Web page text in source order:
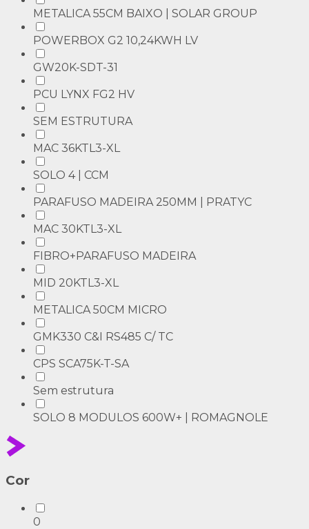
METALICA 55CM BAIXO | SOLAR GROUP
POWERBOX G2 10,24KWH LV
GW20K-SDT-31
PCU LYNX FG2 HV
SEM ESTRUTURA
MAC 36KTL3-XL
SOLO 4 | CCM
PARAFUSO MADEIRA 250MM | PRATYC
MAC 30KTL3-XL
FIBRO+PARAFUSO MADEIRA
MID 20KTL3-XL
METALICA 50CM MICRO
GMK330 C&I RS485 C/ TC
CPS SCA75K-T-SA
Sem estrutura
SOLO 8 MODULOS 600W+ | ROMAGNOLE
Cor
0